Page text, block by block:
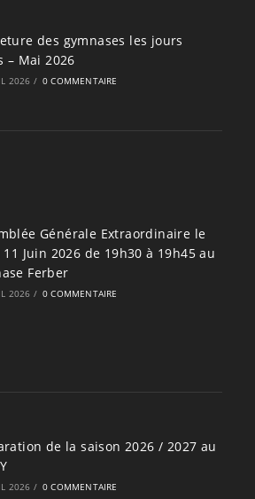
des gymnases les jours
– Mai 2026
2026 / 0 COMMENTAIRE
Générale Extraordinaire le
11 Juin 2026 de 19h30 à 19h45 au
Ferber
2026 / 0 COMMENTAIRE
de la saison 2026 / 2027 au
2026 / 0 COMMENTAIRE